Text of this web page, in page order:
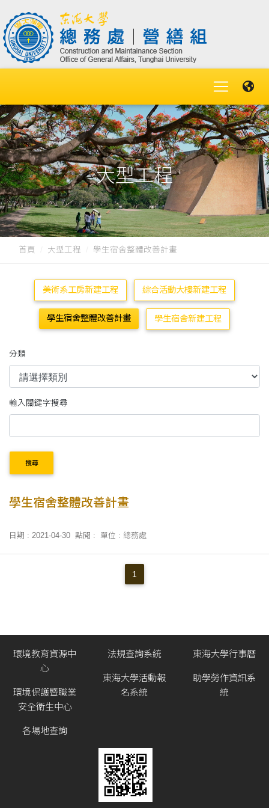
大型工程
首頁 大型工程 學生宿舍整體改善計畫
美術系工房新建工程 綜合活動大樓新建工程
學生宿舍整體改善計畫 學生宿舍新建工程
分類
輸入關鍵字搜尋
搜尋
學生宿舍整體改善計畫
日期 : 2021-04-30 點閱 : 單位 : 總務處
1
環境教育資源中
心
環境保護暨職業
安全衛生中心
各場地查詢
法規查詢系統
東海大學活動報
名系統
東海大學行事曆
助學勞作資訊系
統